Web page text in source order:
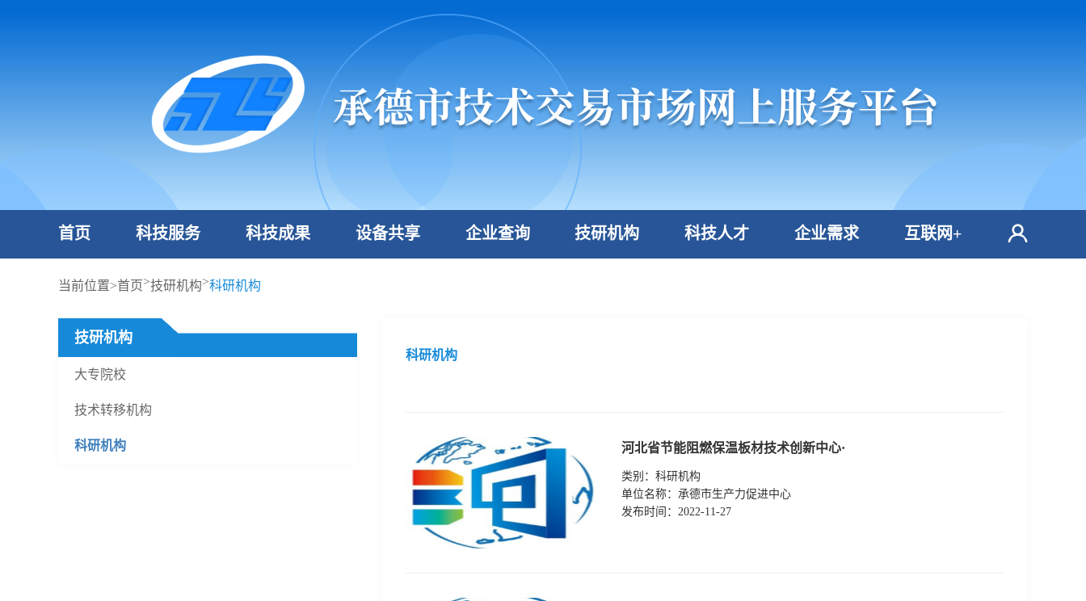
首页 科技服务 科技成果 设备共享 企业查询 技研机构 科技人才 企业需求 互联网+
当前位置>首页>技研机构>科研机构
技研机构
大专院校
技术转移机构
科研机构
科研机构
河北省节能阻燃保温板材技术创新中心·
类别： 科研机构
单位名称： 承德市生产力促进中心
发布时间： 2022-11-27